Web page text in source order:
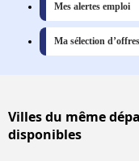
Mes alertes emploi
Ma sélection d’offres
Villesdu même
disponibles